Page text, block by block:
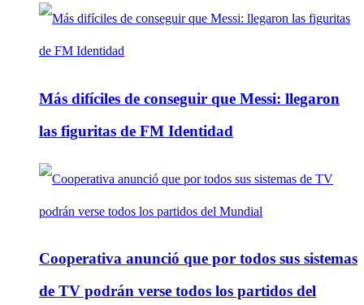
Más difíciles de conseguir que Messi: llegaron
las figuritas de FM Identidad
Cooperativa anunció que por todos sus sistemas
de TV podrán verse todos los partidos del